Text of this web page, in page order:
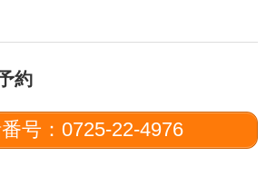
約
号：0725-22-4976